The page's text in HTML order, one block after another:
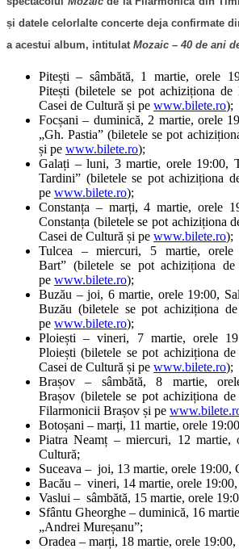
și datele celorlalte concerte deja confirmate
a acestui album, intitulat Mozaic – 40 de ani
Pitești – sâmbătă, 1 martie, orele
Pitești (biletele se pot achiziționa
Casei de Cultură și pe www.bilete.ro);
Focșani – duminică, 2 martie, orele
„Gh. Pastia” (biletele se pot
și pe www.bilete.ro);
Galați – luni, 3 martie, orele 19:00,
Tardini” (biletele se pot achiziționa
pe www.bilete.ro);
Constanța – marți, 4 martie, orele
Constanța (biletele se pot achiziționa
Casei de Cultură și pe www.bilete.ro);
Tulcea – miercuri, 5 martie, orele
Bart” (biletele se pot achiziționa
pe www.bilete.ro);
Buzău – joi, 6 martie, orele 19:00,
Buzău (biletele se pot achiziționa
pe www.bilete.ro);
Ploiești – vineri, 7 martie, orele
Ploiești (biletele se pot achiziționa
Casei de Cultură și pe www.bilete.ro);
Brașov – sâmbătă, 8 martie,
Brașov (biletele se pot achiziționa
Filarmonicii Brașov și pe
Botoșani – marți, 11 martie, orele
Piatra Neamț – miercuri, 12 martie,
Cultură;
Suceava – joi, 13 martie, orele 19:00,
Bacău – vineri, 14 martie, orele 19:00,
Vaslui – sâmbătă, 15 martie, orele
Sfântu Gheorghe – duminică, 16
„Andrei Mureșanu”;
Oradea – marți, 18 martie, orele 19:00,